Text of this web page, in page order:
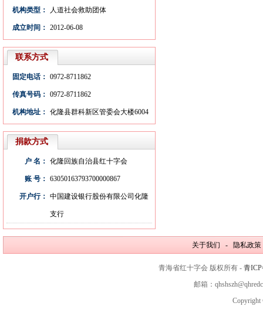
机构类型： 人道社会救助团体
成立时间： 2012-06-08
联系方式
固定电话： 0972-8711862
传真号码： 0972-8711862
机构地址： 化隆县群科新区管委会大楼6004
室
捐款方式
户 名： 化隆回族自治县红十字会
账 号： 63050163793700000867
开户行： 中国建设银行股份有限公司化隆
支行
关于我们 - 隐私政
青海省红十字会 版权所有 - 青ICP
邮箱：
Copyright